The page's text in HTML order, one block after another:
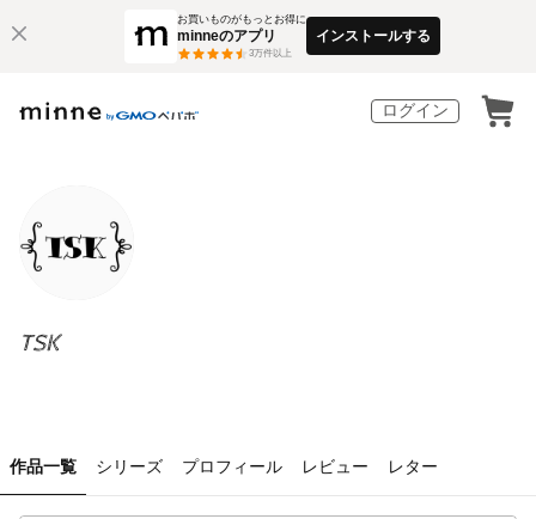
お買いものがもっとお得に
minneのアプリ
3万件以上
インストールする
ログイン
TSK
作品一覧 シリーズ プロフィール レビュー レター